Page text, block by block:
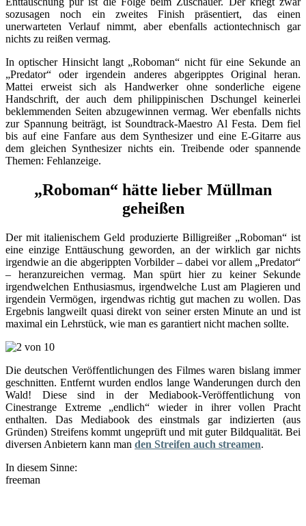
sozusagen noch ein zweites Finish präsentiert, das einen
unerwarteten Verlauf nimmt, aber ebenfalls actiontechnisch gar
nichts zu reißen vermag.
In optischer Hinsicht langt „Roboman“ nicht für eine Sekunde an
„Predator“ oder irgendein anderes abgeripptes Original heran.
Mattei erweist sich als Handwerker ohne sonderliche eigene
Handschrift, der auch dem philippinischen Dschungel keinerlei
beklemmenden Seiten abzugewinnen vermag. Wer ebenfalls nichts
zur Spannung beiträgt, ist Soundtrack-Maestro Al Festa. Dem fiel
bis auf eine Fanfare aus dem Synthesizer und eine E-Gitarre aus
dem gleichen Synthesizer nichts ein. Treibende oder spannende
Themen: Fehlanzeige.
„Roboman“ hätte lieber Müllman
geheißen
Der mit italienischem Geld produzierte Billigreißer „Roboman“ ist
eine einzige Enttäuschung geworden, an der wirklich gar nichts
irgendwie an die abgerippten Vorbilder – dabei vor allem „Predator“
– heranzureichen vermag. Man spürt hier zu keiner Sekunde
irgendwelchen Enthusiasmus, irgendwelche Lust am Plagieren und
irgendein Vermögen, irgendwas richtig gut machen zu wollen. Das
Ergebnis langweilt quasi direkt von seiner ersten Minute an und ist
maximal ein Lehrstück, wie man es garantiert nicht machen sollte.
Die deutschen Veröffentlichungen des Filmes waren bislang immer
geschnitten. Entfernt wurden endlos lange Wanderungen durch den
Wald! Diese sind in der Mediabook-Veröffentlichung von
Cinestrange Extreme „endlich“ wieder in ihrer vollen Pracht
enthalten. Das Mediabook des einstmals gar indizierten (aus
Gründen) Streifens kommt ungeprüft und mit guter Bildqualität. Bei
diversen Anbietern kann man den Streifen auch streamen.
In diesem Sinne:
freeman